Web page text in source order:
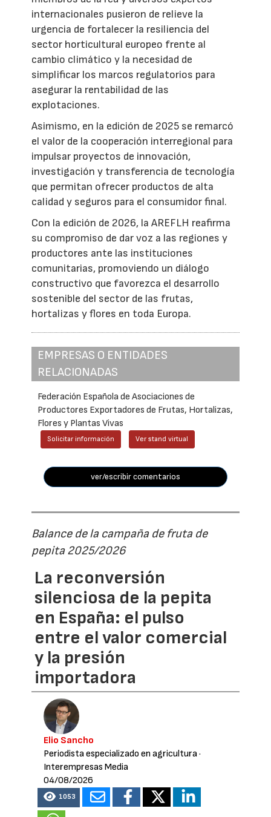
internacionales pusieron de relieve la
urgencia de fortalecer la resiliencia del
sector horticultural europeo frente al
cambio climático y la necesidad de
simplificar los marcos regulatorios para
asegurar la rentabilidad de las
explotaciones.
Asimismo, en la edición de 2025 se remarcó
el valor de la cooperación interregional para
impulsar proyectos de innovación,
investigación y transferencia de tecnología
que permitan ofrecer productos de alta
calidad y seguros para el consumidor final.
Con la edición de 2026, la AREFLH reafirma
su compromiso de dar voz a las regiones y
productores ante las instituciones
comunitarias, promoviendo un diálogo
constructivo que favorezca el desarrollo
sostenible del sector de las frutas,
hortalizas y flores en toda Europa.
EMPRESAS O ENTIDADES
RELACIONADAS
Federación Española de Asociaciones de
Productores Exportadores de Frutas, Hortalizas,
Flores y Plantas Vivas
Solicitar información Ver stand virtual
ver/escribir comentarios
Balance de la campaña de fruta de
pepita 2025/2026
La reconversión
silenciosa de la pepita
en España: el pulso
entre el valor comercial
y la presión
importadora
Elio Sancho
Periodista especializado en agricultura·
Interempresas Media
04/08/2026
1053